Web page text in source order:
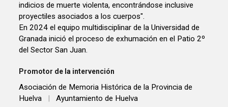
indicios de muerte violenta, encontrándose inclusive
proyectiles asociados a los cuerpos".
En 2024 el equipo multidisciplinar de la Universidad de
Granada inició el proceso de exhumación en el Patio 2º
del Sector San Juan.
Promotor de la intervención
Asociación de Memoria Histórica de la Provincia de
Huelva
| Ayuntamiento de Huelva